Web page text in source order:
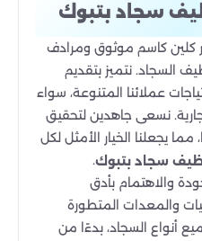
سجاد بتبوك
كلين كاسم موثوق ومرادف
السجاد. نتميز بتقديم
عملائنا المتنوعة، سواء
نسعى جاهدين لتحقيق
يجعلنا الخيار الأمثل لكل
سجاد بتبوك.
والاهتمام بأدق
والمعدات المتطورة
أنواع السجاد، بدءًا من